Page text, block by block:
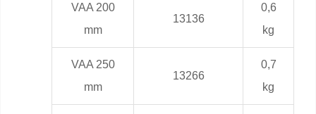
VAA 200
mm
13136
0,6
kg
VAA 250
mm
13266
0,7
kg